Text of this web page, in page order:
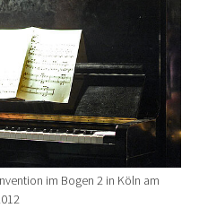
im Bogen 2 in Köln am